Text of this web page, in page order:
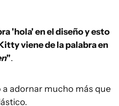
'hola' en el diseño y esto
viene de la palabra en
".
adornar mucho más que